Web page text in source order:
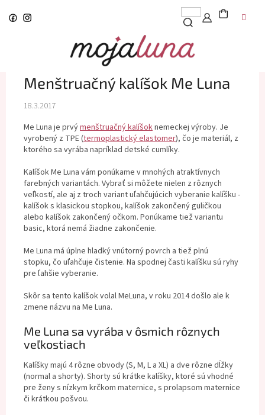
Menštruačný kalíšok Me Luna
18.3.2017
Me Luna je prvýmenštruačný kalíšoknemeckej výroby. Je
vyrobený z TPE (termoplastický elastomer), čo je materiál, z
ktorého sa vyrába napríklad detské cumlíky.
Kalíšok Me Luna vám ponúkame v mnohých atraktívnych
farebných variantách. Vybrať si môžete nielen z rôznych
veľkostí, ale aj z troch variant uľahčujúcich vyberanie kalíšku -
kalíšok s klasickou stopkou, kalíšok zakončený guličkou
alebo kalíšok zakončený očkom. Ponúkame tiež variantu
basic, ktorá nemá žiadne zakončenie.
Me Luna má úplne hladký vnútorný povrch a tiež plnú
stopku, čo uľahčuje čistenie. Na spodnej časti kalíšku sú ryhy
pre ľahšie vyberanie.
Skôr sa tento kalíšok volal MeLuna, v roku 2014 došlo ale k
zmene názvu na Me Luna.
Me Luna sa vyrába v ôsmich rôznych
veľkostiach
Kalíšky majú 4 rôzne obvody (S, M, L a XL) a dve rôzne dĺžky
(normal a shorty). Shorty sú krátke kalíšky, ktoré sú vhodné
pre ženy s nízkym krčkom maternice, s prolapsom maternice
či krátkou pošvou.